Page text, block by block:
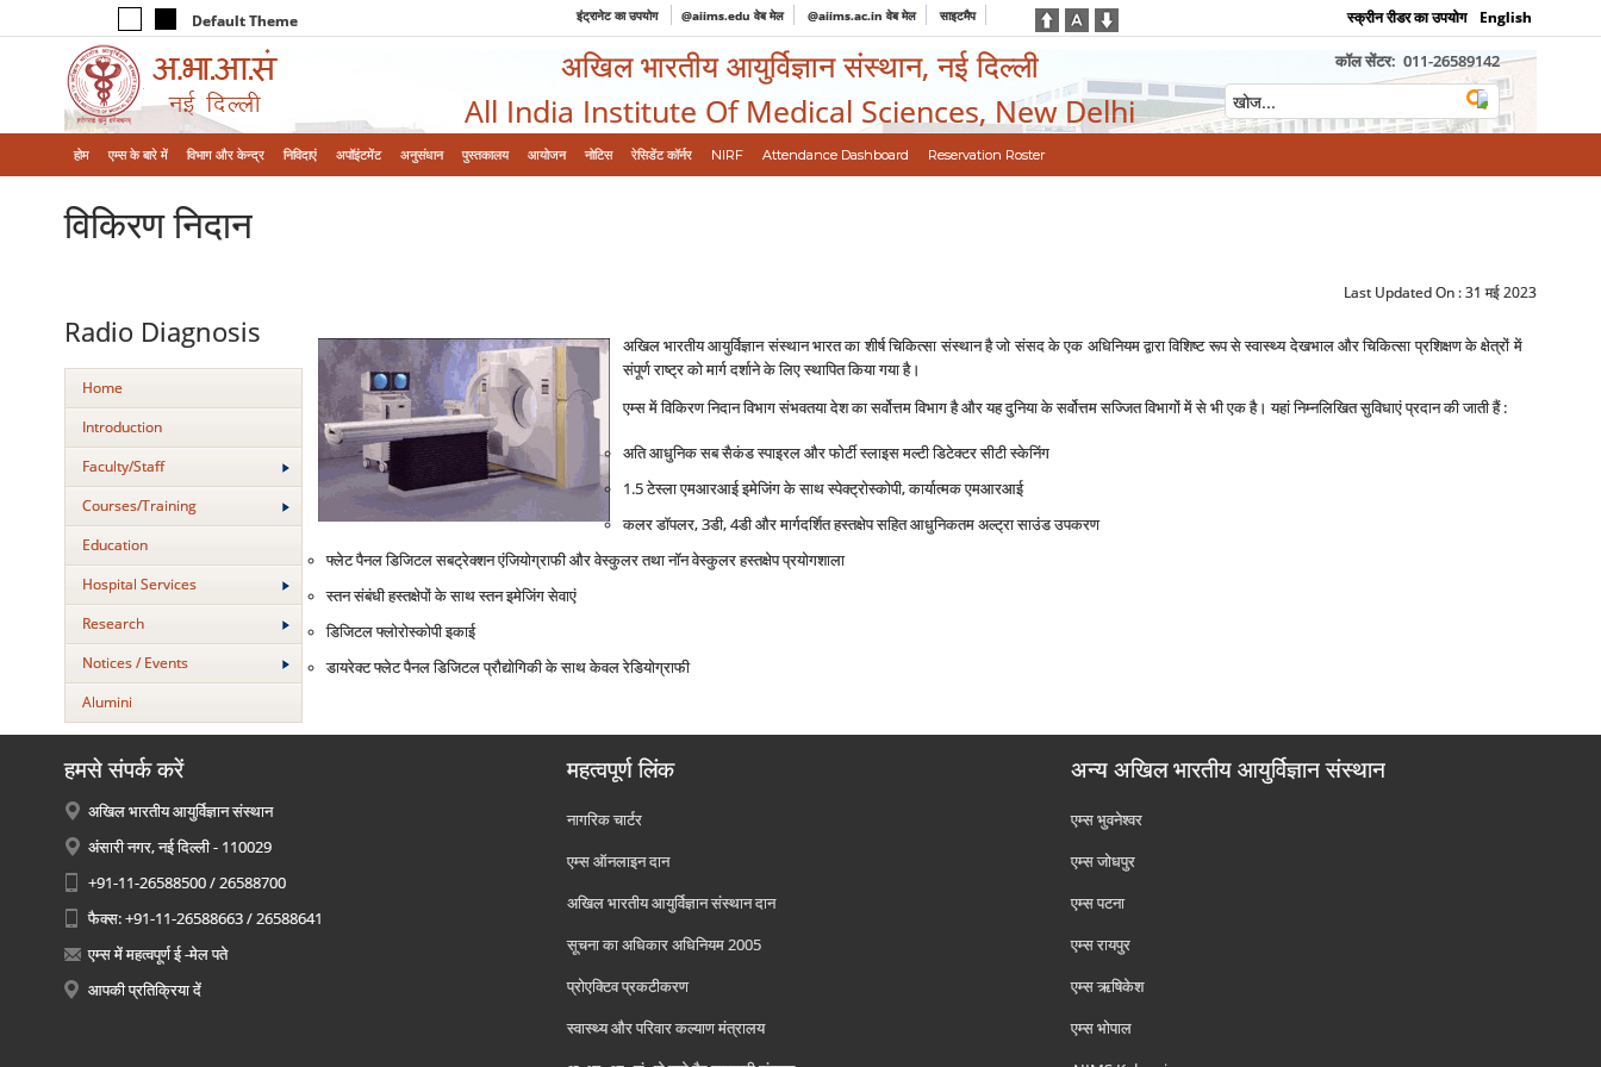
Default Theme इंट्रानेट का उपयोग @aiims.edu वेब मेल @aiims.ac.in वेब मेल साइटमैप स्क्रीन रीडर का उपयोग English
अखिल भारतीय आयुर्विज्ञान संस्थान, नई दिल्ली
All India Institute Of Medical Sciences, New Delhi
कॉल सेंटर: 011-26589142
होम एम्‍स के बारे में विभाग और केन्‍द्र निविदाएं अपॉइंटमेंट अनुसंधान पुस्तकालय आयोजन नोटिस रेसिडेंट कॉर्नर NIRF Attendance Dashboard Reservation Roster
विकिरण निदान
Last Updated On :31 मई 2023
Radio Diagnosis
Home
Introduction
Faculty/Staff
Courses/Training
Education
Hospital Services
Research
Notices / Events
Alumini
अखिल भारतीय आयुर्विज्ञान संस्‍थान भारत का शीर्ष चिकित्‍सा संस्‍थान है जो संसद के एक अधिनियम द्वारा विशिष्‍ट रूप से स्‍वास्थ्‍य देखभाल और चिकित्‍सा प्रशिक्षण के क्षेत्रों में
संपूर्ण राष्‍ट्र को मार्ग दर्शाने के लिए स्‍थापित किया गया है।
एम्‍स में विकिरण निदान विभाग संभवतया देश का सर्वोत्तम विभाग है और यह दुनिया के सर्वोत्तम सज्जित विभागों में से भी एक है। यहां निम्‍नलिखित सुविधाएं प्रदान की जाती हैं :
अति आधुनिक सब सैकंड स्‍पाइरल और फोर्टी स्‍लाइस मल्‍टी डिटेक्‍टर सीटी स्‍केनिंग
1.5 टेस्‍ला एमआरआई इमेजिंग के साथ स्‍पेक्‍ट्रोस्‍कोपी, कार्यात्‍मक एमआरआई
कलर डॉपलर, 3डी, 4डी और मार्गदर्शित हस्‍तक्षेप सहित आधुनिकतम अल्‍ट्रा साउंड उपकरण
फ्लेट पैनल डिजिटल सबट्रेक्‍शन एंजियोग्राफी और वेस्‍कुलर तथा नॉन वेस्‍कुलर हस्‍तक्षेप प्रयोगशाला
स्‍तन संबंधी हस्‍तक्षेपों के साथ स्‍तन इमेजिंग सेवाएं
डिजिटल फ्लोरोस्‍कोपी इकाई
डायरेक्‍ट फ्लेट पैनल डिजिटल प्रौद्योगिकी के साथ केवल रेडियोग्राफी
हमसे संपर्क करें
अखिल भारतीय आयुर्विज्ञान संस्थान
अंसारी नगर, नई दिल्ली - 110029
+91-11-26588500 / 26588700
फैक्स: +91-11-26588663 / 26588641
एम्स में महत्वपूर्ण ई -मेल पते
आपकी प्रतिक्रिया दें
महत्वपूर्ण लिंक
नागरिक चार्टर
एम्स ऑनलाइन दान
अखिल भारतीय आयुर्विज्ञान संस्थान दान
सूचना का अधिकार अधिनियम 2005
प्रोएक्टिव प्रकटीकरण
स्वास्थ्य और परिवार कल्याण मंत्रालय
अन्य अखिल भारतीय आयुर्विज्ञान संस्थान
एम्‍स भुवनेश्वर
एम्‍स जोधपुर
एम्‍स पटना
एम्‍स रायपुर
एम्‍स ऋषिकेश
एम्‍स भोपाल